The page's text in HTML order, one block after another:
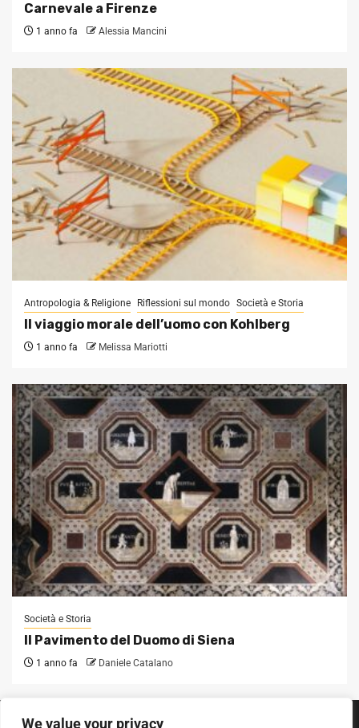
We value your privacy
Carnevale a Firenze
1 anno fa Alessia Mancini
Antropologia & Religione Riflessioni sul mondo Società e Storia
Il viaggio morale dell’uomo con Kohlberg
1 anno fa Melissa Mariotti
Società e Storia
Il Pavimento del Duomo di Siena
1 anno fa Daniele Catalano